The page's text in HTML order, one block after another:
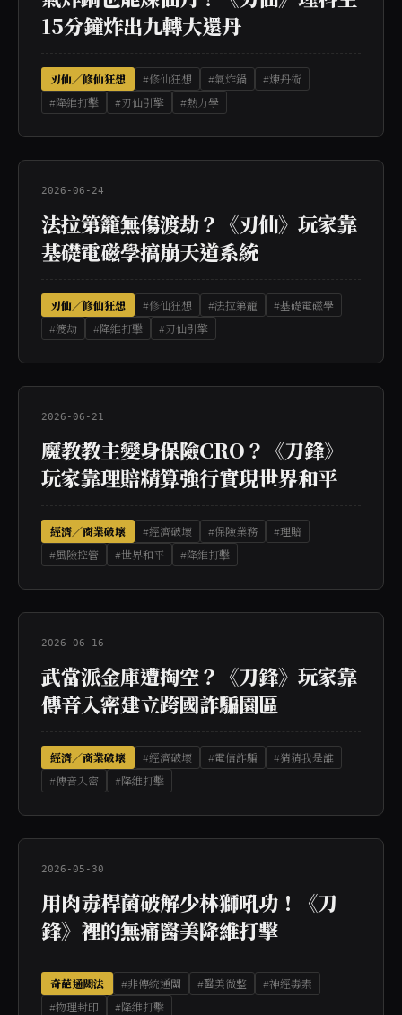
15分鐘炸出九轉大還丹
刃仙／修仙狂想 #修仙狂想 #氣炸鍋
#煉丹術
#降維打擊
#刃仙引擎 #熱力學
2026-06-24
法拉第籠無傷渡劫？《刃仙》玩家靠
基礎電磁學搞崩天道系統
刃仙／修仙狂想 #修仙狂想 #法拉第籠
#基礎電磁學
#渡劫
#降維打擊 #刃仙引擎
2026-06-21
魔教教主變身保險CRO？《刀鋒》
玩家靠理賠精算強行實現世界和平
經濟／商業破壞 #經濟破壞 #保險業務
#理賠
#風險控管
#世界和平 #降維打擊
2026-06-16
武當派金庫遭掏空？《刀鋒》玩家靠
傳音入密建立跨國詐騙園區
經濟／商業破壞 #經濟破壞 #電信詐騙
#猜猜我是誰
#傳音入密
#降維打擊
2026-05-30
用肉毒桿菌破解少林獅吼功！《刀
鋒》裡的無痛醫美降維打擊
奇葩通關法 #非傳統通關 #醫美微整
#神經毒素
#物理封印
#降維打擊